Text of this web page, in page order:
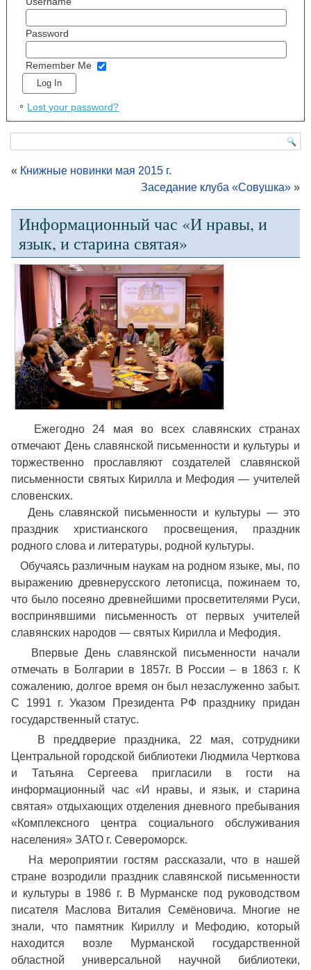
Password
Remember Me
Lost your password?
« Книжные новинки мая 2015 г.
Заседание клуба «Совушка»»
Информационный час «И нравы, и
язык, и старина святая»
Ежегодно 24 мая во всех славянских странах
отмечают День славянской письменности и культуры и
торжественно прославляют создателей славянской
письменности святых Кирилла и Мефодия — учителей
словенских.
День славянской письменности и культуры — это
праздник христианского просвещения, праздник
родного слова и литературы, родной культуры.
Обучаясь различным наукам на родном языке, мы, по
выражению древнерусского летописца, пожинаем то,
что было посеяно древнейшими просветителями Руси,
воспринявшими письменность от первых учителей
славянских народов — святых Кирилла и Мефодия.
Впервые День славянской письменности начали
отмечать в Болгарии в 1857г. В России – в 1863 г. К
сожалению, долгое время он был незаслуженно забыт.
С 1991 г. Указом Президента РФ празднику придан
государственный статус.
В преддверие праздника, 22 мая, сотрудники
Центральной городской библиотеки Людмила Черткова
и Татьяна Сергеева пригласили в гости на
информационный час «И нравы, и язык, и старина
святая» отдыхающих отделения дневного пребывания
«Комплексного центра социального обслуживания
населения» ЗАТО г. Североморск.
На мероприятии гостям рассказали, что в нашей
стране возродили праздник славянской письменности
и культуры в 1986 г. В Мурманске под руководством
писателя Маслова Виталия Семёновича. Многие не
знали, что памятник Кириллу и Мефодию, который
находится возле Мурманской государственной
областной универсальной научной библиотеки,